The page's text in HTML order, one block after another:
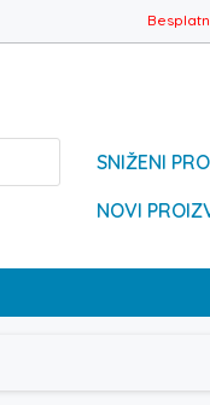
SNIŽENI
NOVI